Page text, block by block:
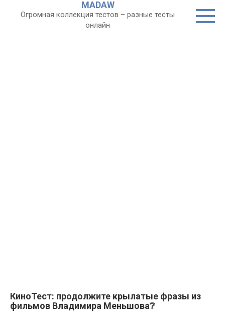
MADAW
Огромная коллекция тестов – разные тесты
онлайн
КиноТест: продолжите крылатые фразы из
фильмов Владимира Меньшова❔